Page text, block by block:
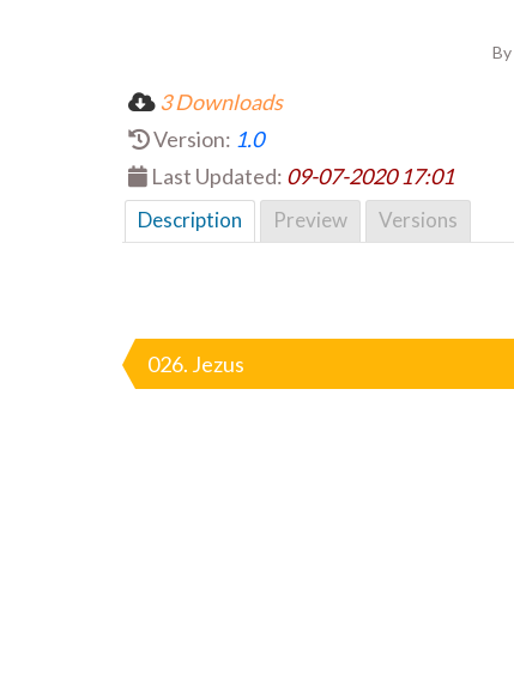
By
3 Downloads
Version: 1.0
Last Updated: 09-07-2020 17:01
Description Preview Versions
wpisu
026. Jezus